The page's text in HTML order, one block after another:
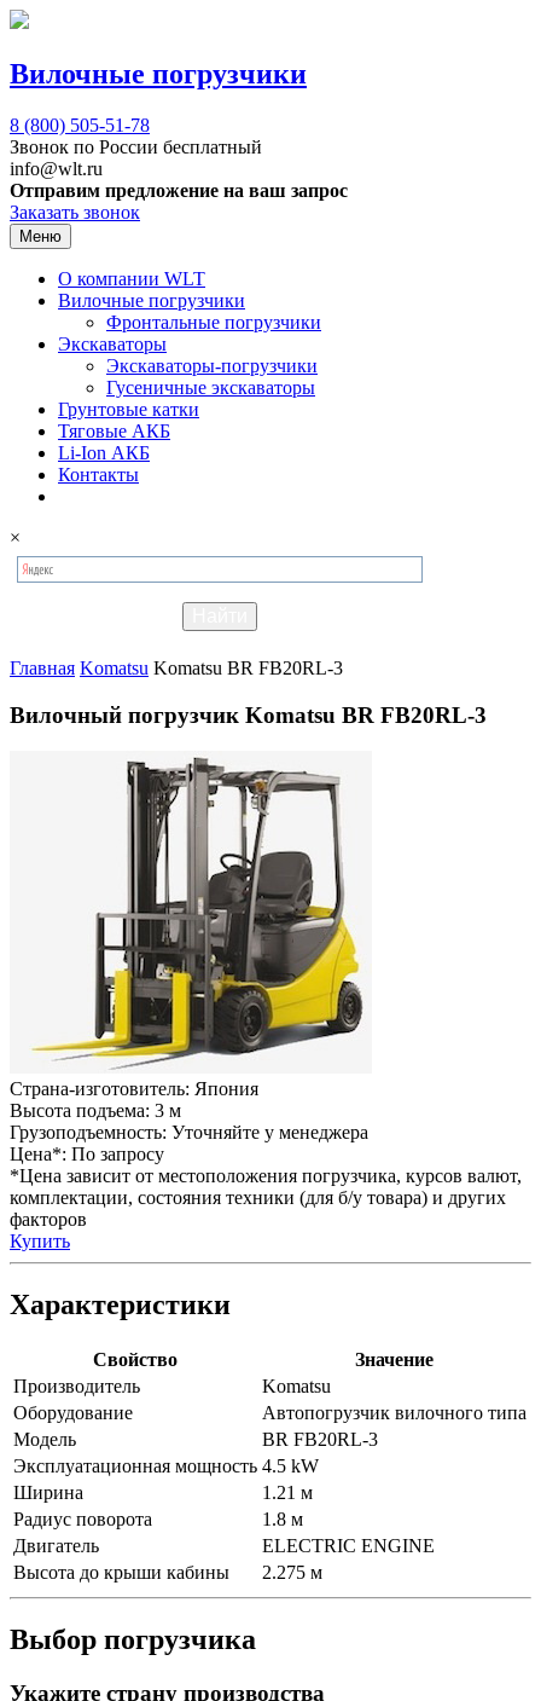
Вилочные погрузчики
8 (800) 505-51-78
Звонок по России бесплатный
info@wlt.ru
Отправим предложение на ваш запрос
Заказать звонок
Меню
О компании WLT
Вилочные погрузчики
Фронтальные погрузчики
Экскаваторы
Экскаваторы-погрузчики
Гусеничные экскаваторы
Грунтовые катки
Тяговые АКБ
Li-Ion АКБ
Контакты
×
Главная Komatsu Komatsu BR FB20RL-3
Вилочный погрузчик Komatsu BR FB20RL-3
Страна-изготовитель: Япония
Высота подъема: 3 м
Грузоподъемность: Уточняйте у менеджера
Цена*: По запросу
*Цена зависит от местоположения погрузчика, курсов валют,
комплектации, состояния техники (для б/у товара) и других
факторов
Купить
Характеристики
Свойство
Значение
Производитель
Komatsu
Оборудование
Автопогрузчик вилочного типа
Модель
BR FB20RL-3
Эксплуатационная мощность 4.5 kW
Ширина
1.21 м
Радиус поворота
1.8 м
Двигатель
ELECTRIC ENGINE
Высота до крыши кабины
2.275 м
Выбор погрузчика
Укажите страну производства